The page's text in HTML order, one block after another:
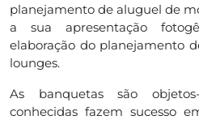
planejamento de aluguel de
a sua apresentação
elaboração do planejamento
lounges.
As banquetas são
conhecidas fazem sucesso